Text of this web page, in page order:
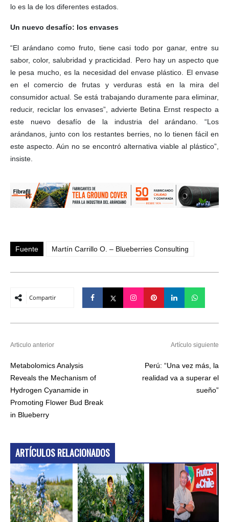
lo es la de los diferentes estados.
Un nuevo desafío: los envases
“El arándano como fruto, tiene casi todo por ganar, entre su
sabor, color, salubridad y practicidad. Pero hay un aspecto que
le pesa mucho, es la necesidad del envase plástico. El envase
en el comercio de frutas y verduras está en la mira del
consumidor actual. Se está trabajando duramente para eliminar,
reducir, reciclar los envases”, advierte Betina Ernst respecto a
este nuevo desafío de la industria del arándano. “Los
arándanos, junto con los restantes berries, no lo tienen fácil en
este aspecto. Aún no se encontró alternativa viable al plástico”,
insiste.
Fuente Martín Carrillo O. – Blueberries Consulting
Compartir
Articulo anterior
Metabolomics Analysis
Reveals the Mechanism of
Hydrogen Cyanamide in
Promoting Flower Bud Break
in Blueberry
Artículo siguiente
Perú: “Una vez más, la
realidad va a superar el
sueño”
ARTÍCULOS RELACIONADOS